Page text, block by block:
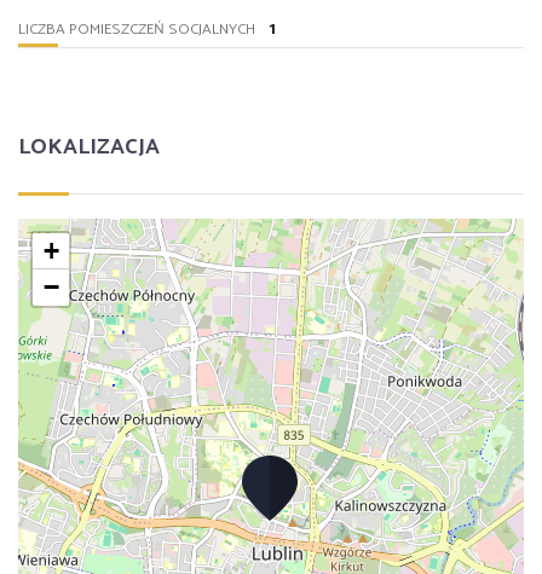
LICZBA POMIESZCZEŃ SOCJALNYCH 1
LOKALIZACJA
+
−